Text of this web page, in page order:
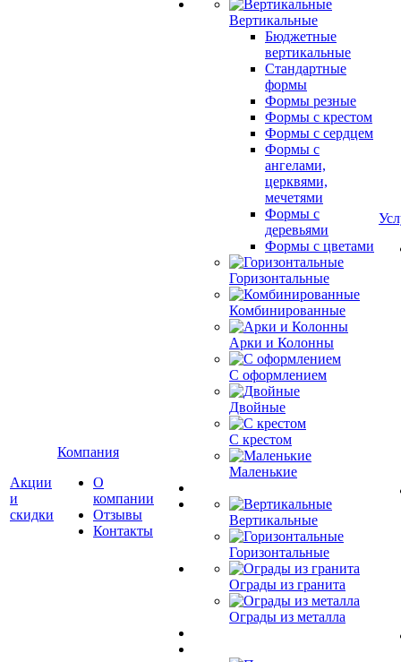
Акции
и
скидки
Компания
О
компании
Отзывы
Контакты
Вертикальные
Бюджетные
вертикальные
Стандартные
формы
Формы резные
Формы с крестом
Формы с сердцем
Формы с
ангелами,
церквями,
мечетями
Формы с
деревьями
Формы с цветами
Горизонтальные
Комбинированные
Арки и Колонны
С оформлением
Двойные
С крестом
Маленькие
Вертикальные
Горизонтальные
Ограды из гранита
Ограды из металла